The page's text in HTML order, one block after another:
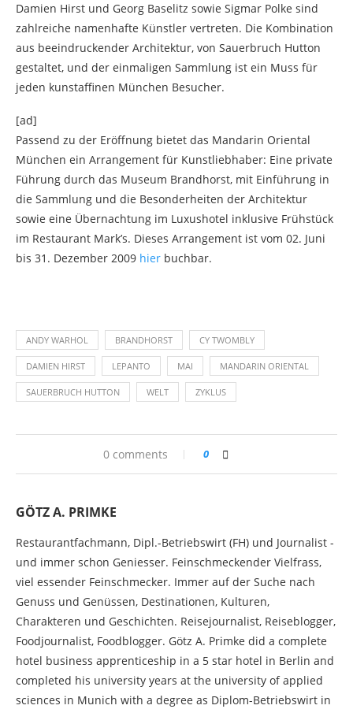
Damien Hirst und Georg Baselitz sowie Sigmar Polke sind
zahlreiche namenhafte Künstler vertreten. Die Kombination
aus beeindruckender Architektur, von Sauerbruch Hutton
gestaltet, und der einmaligen Sammlung ist ein Muss für
jeden kunstaffinen München Besucher.
[ad]
Passend zu der Eröffnung bietet das Mandarin Oriental
München ein Arrangement für Kunstliebhaber: Eine private
Führung durch das Museum Brandhorst, mit Einführung in
die Sammlung und die Besonderheiten der Architektur
sowie eine Übernachtung im Luxushotel inklusive Frühstück
im Restaurant Mark’s. Dieses Arrangement ist vom 02. Juni
bis 31. Dezember 2009 hier buchbar.
ANDY WARHOL BRANDHORST CY TWOMBLY
DAMIEN HIRST LEPANTO MAI MANDARIN ORIENTAL
SAUERBRUCH HUTTON WELT ZYKLUS
0 comments 0
GÖTZ A. PRIMKE
Restaurantfachmann, Dipl.-Betriebswirt (FH) und Journalist -
und immer schon Geniesser. Feinschmeckender Vielfrass,
viel essender Feinschmecker. Immer auf der Suche nach
Genuss und Genüssen, Destinationen, Kulturen,
Charakteren und Geschichten. Reisejournalist, Reiseblogger,
Foodjournalist, Foodblogger. Götz A. Primke did a complete
hotel business apprenticeship in a 5 star hotel in Berlin and
completed his university years at the university of applied
sciences in Munich with a degree as Diplom-Betriebswirt in